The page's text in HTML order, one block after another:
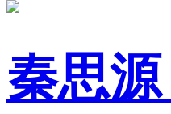
秦思